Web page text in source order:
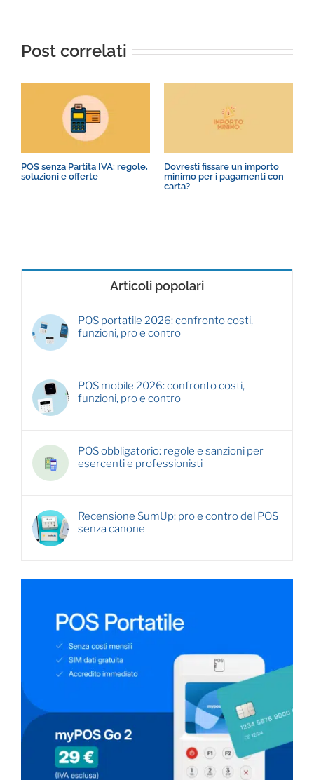
Post correlati
POS senza Partita IVA: regole,
soluzioni e offerte
Dovresti fissare un importo
minimo per i pagamenti con
carta?
Articoli popolari
POS portatile 2026: confronto costi,
funzioni, pro e contro
POS mobile 2026: confronto costi,
funzioni, pro e contro
POS obbligatorio: regole e sanzioni per
esercenti e professionisti
Recensione SumUp: pro e contro del POS
senza canone